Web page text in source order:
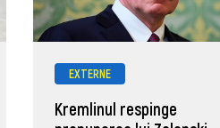
EXTERNE
Kremlinul respinge